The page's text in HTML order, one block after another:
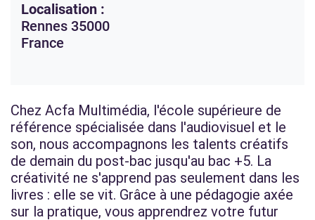
Localisation :
Rennes 35000
France
Chez Acfa Multimédia, l'école supérieure de
référence spécialisée dans l'audiovisuel et le
son, nous accompagnons les talents créatifs
de demain du post-bac jusqu'au bac +5. La
créativité ne s'apprend pas seulement dans les
livres : elle se vit. Grâce à une pédagogie axée
sur la pratique, vous apprendrez votre futur